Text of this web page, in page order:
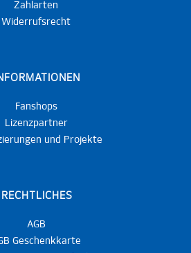
Zahlarten
Widerrufsrecht
Fanshops
Lizenzpartner
und Projekte
RECHTLICHES
AGB
Geschenkkarte